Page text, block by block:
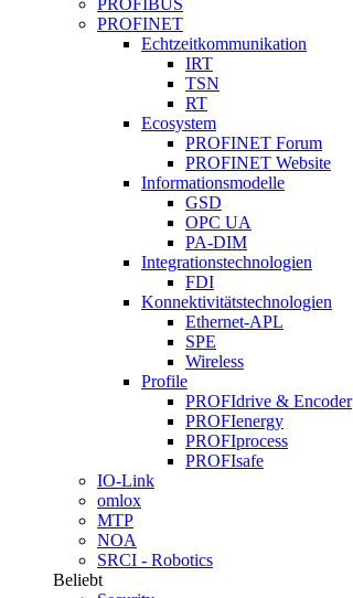
PROFIBUS
PROFINET
Echtzeitkommunikation
IRT
TSN
RT
Ecosystem
PROFINET Forum
PROFINET Website
Informationsmodelle
GSD
OPC UA
PA-DIM
Integrationstechnologien
FDI
Konnektivitätstechnologien
Ethernet-APL
SPE
Wireless
Profile
PROFIdrive & Encoder
PROFIenergy
PROFIprocess
PROFIsafe
IO-Link
omlox
MTP
NOA
SRCI - Robotics
Beliebt